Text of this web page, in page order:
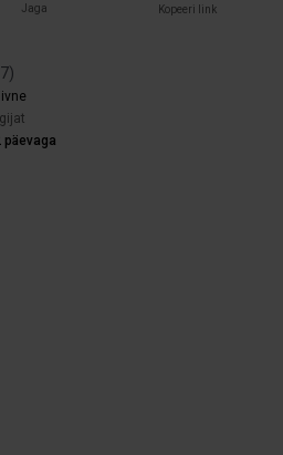
Jaga Kopeeri link
7)
päevaga